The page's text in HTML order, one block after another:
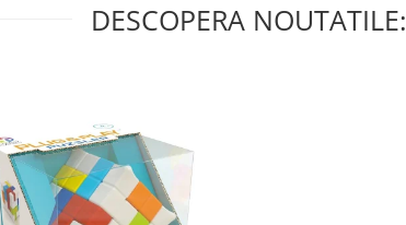
DESCOPERA NOUTATILE: